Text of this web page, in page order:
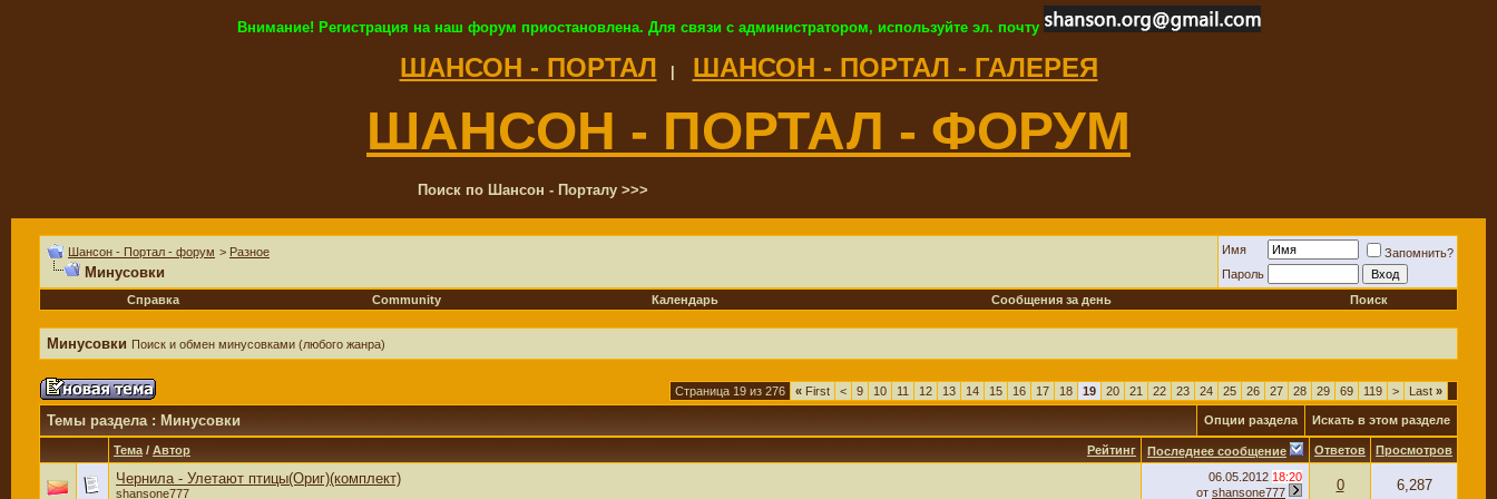
Внимание! Регистрация на наш форум приостановлена. Для связи с администратором, используйте эл. почту
ШАНСОН - ПОРТАЛ ШАНСОН - ПОРТАЛ - ГАЛЕРЕЯ
ШАНСОН - ПОРТАЛ - ФОРУМ
Поиск по Шансон - Порталу >>>
Шансон - Портал - форум > Разное
Минусовки
Имя
Запомнить?
Пароль
Справка
Community Календарь Сообщения за день Поиск
Минусовки Поиск и обмен минусовками (любого жанра)
Страница 19 из 276 « First < 9 10 11 12 13 14 15 16 17 18 19 20 21 22 23 24 25 26 27 28 29 69 119 > Last »
Темы раздела: Минусовки Опции раздела Искать в этом разделе
Рейтинг
Тема / Автор Последнее сообщение Ответов Просмотров
Чернила - Улетают птицы(Ориг)(комплект)
shansone777
06.05.2012 18:20
от shansone777 0 6,287